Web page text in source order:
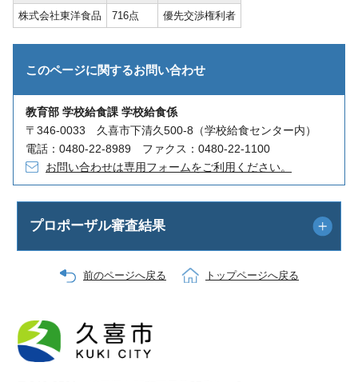
株式会社東洋食品 716点 優先交渉権利者
このページに関するお問い合わせ
教育部 学校給食課 学校給食係
〒346-0033 久喜市下清久500-8（学校給食センター内）
電話：0480-22-8989 ファクス：0480-22-1100
お問い合わせは専用フォームをご利用ください。
プロポーザル審査結果
前のページへ戻る トップページへ戻る